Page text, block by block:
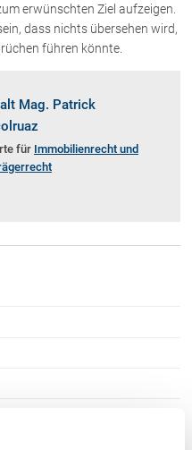
erwünschten Ziel aufzeigen.
dass nichts übersehen wird,
führen könnte.
Mag. Patrick
für Immobilienrecht und